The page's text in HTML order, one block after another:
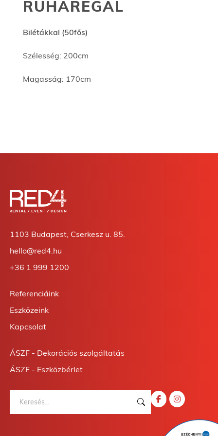
RUHAREGÁL
Bilétákkal (50fős)
Szélesség: 200cm
Magasság: 170cm
1103 Budapest, Cserkesz u. 85.
hello@red4.hu
+36 1 999 1200
Referenciáink
Eszközeink
Kapcsolat
ÁSZF - Dekorációs szolgáltatás
ÁSZF - Eszközbérlet